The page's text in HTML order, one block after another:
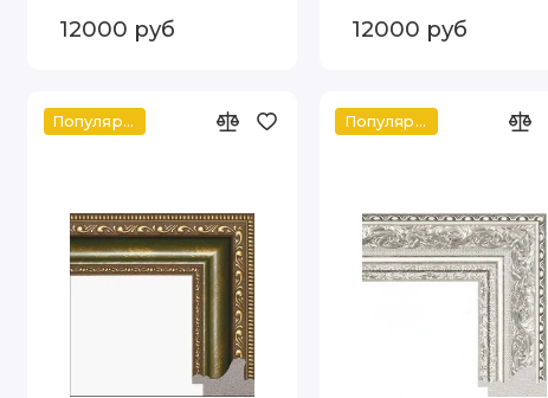
12000 руб 12000 руб
Популярное Популярное